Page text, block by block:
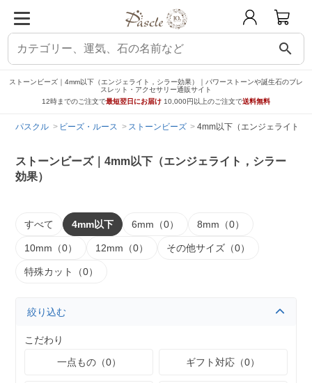
search
ストーンビーズ｜4mm以下（エンジェライト，シラー効果）｜パワーストーンや誕生石のブレ
スレット・アクセサリー通販サイト
12時までのご注文で最短翌日にお届け 10,000円以上のご注文で送料無料
パスクル ビーズ・ルース ストーンビーズ 4mm以下（エンジェライト，
ストーンビーズ｜4mm以下（エンジェライト，シラー
効果）
すべて 4mm以下 6mm（0） 8mm（0）
10mm（0） 12mm（0） その他サイズ（0）
特殊カット（0）
絞り込む
こだわり
一点もの（0）
ギフト対応（0）